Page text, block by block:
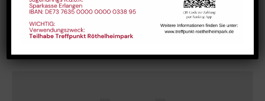
Morgentreff für Menschen ab 60 Jahren
August 10 @ 9:30 - 11:30